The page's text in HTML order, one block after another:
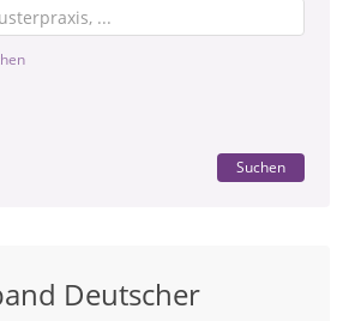
Suchen
Deutscher